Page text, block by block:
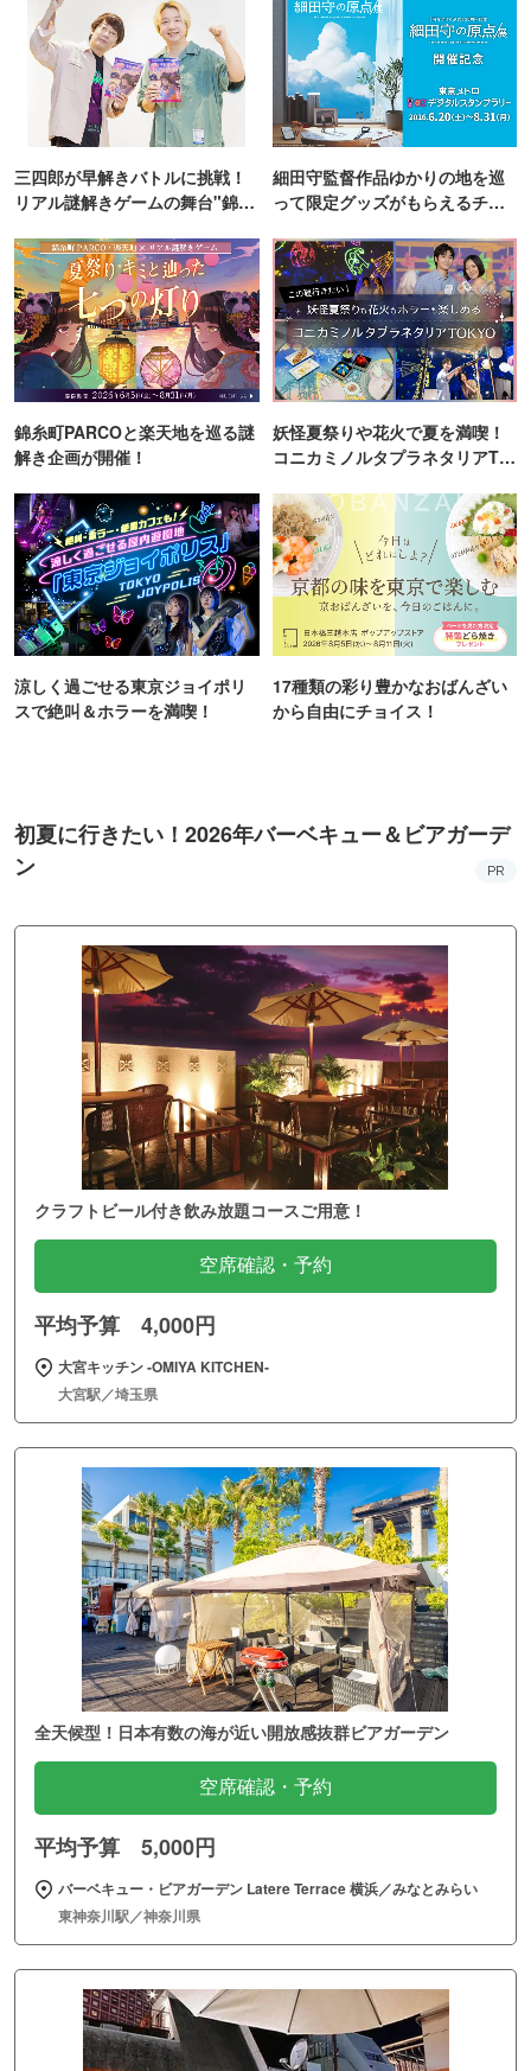
三四郎が早解きバトルに挑戦！
リアル謎解きゲームの舞台"錦糸
細田守監督作品ゆかりの地を巡
って限定グッズがもらえるチャ
錦糸町PARCOと楽天地を巡る謎
解き企画が開催！
妖怪夏祭りや花火で夏を満喫！
コニカミノルタプラネタリアTO
涼しく過ごせる東京ジョイポリ
スで絶叫＆ホラーを満喫！
17種類の彩り豊かなおばんざい
から自由にチョイス！
初夏に行きたい！2026年バーベキュー＆ビアガーデ
ン
PR
クラフトビール付き飲み放題コースご用意！
空席確認・予約
平均予算 4,000円
大宮キッチン ‐OMIYA KITCHEN‐
大宮駅／埼玉県
全天候型！日本有数の海が近い開放感抜群ビアガーデン
空席確認・予約
平均予算 5,000円
バーベキュー・ビアガーデン Latere Terrace 横浜／みなとみらい
東神奈川駅／神奈川県